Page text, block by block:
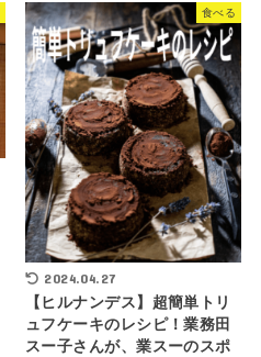
食べる
2024.04.27
【ヒルナンデス】超簡単トリ
ュフケーキのレシピ！業務田
スー子さんが、業スーのスポ